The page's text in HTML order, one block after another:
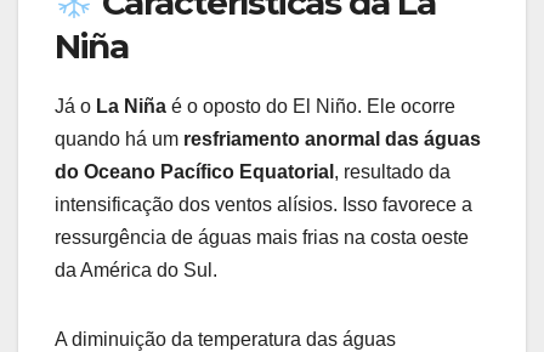
Niña
Já o La Niña é o oposto do El Niño. Ele ocorre
quando há um resfriamento anormal das águas
do Oceano Pacífico Equatorial , resultado da
intensificação dos ventos alísios. Isso favorece a
ressurgência de águas mais frias na costa oeste
da América do Sul.
A diminuição da temperatura das águas